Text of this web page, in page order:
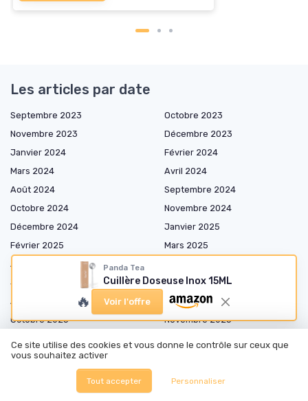
Panda Tea
Cuillère Doseuse Inox 15ML
🔥 Voir l'offre
Les articles par date
Septembre 2023
Octobre 2023
Novembre 2023
Décembre 2023
Janvier 2024
Février 2024
Mars 2024
Avril 2024
Août 2024
Septembre 2024
Octobre 2024
Novembre 2024
Décembre 2024
Janvier 2025
Février 2025
Mars 2025
Avril 2025
Juin 2025
Juillet 2025
Août 2025
Septembre 2025
Octobre 2025
Novembre 2025
Février 2026
Ce site utilise des cookies et vous donne le contrôle sur ceux que
vous souhaitez activer
Tout accepter Personnaliser